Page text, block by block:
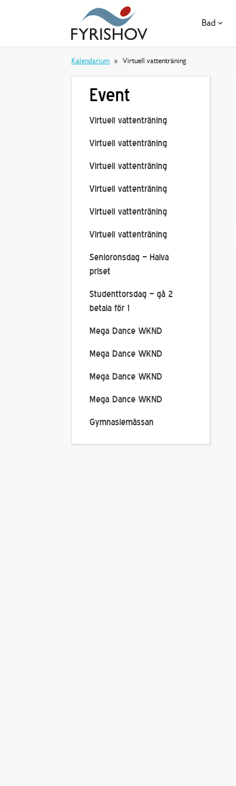
Bad
Kalendarium Virtuell vattenträning
Event
Virtuell vattenträning
Virtuell vattenträning
Virtuell vattenträning
Virtuell vattenträning
Virtuell vattenträning
Virtuell vattenträning
Senioronsdag – Halva
priset
Studenttorsdag – gå 2
betala för 1
Mega Dance WKND
Mega Dance WKND
Mega Dance WKND
Mega Dance WKND
Gymnasiemässan